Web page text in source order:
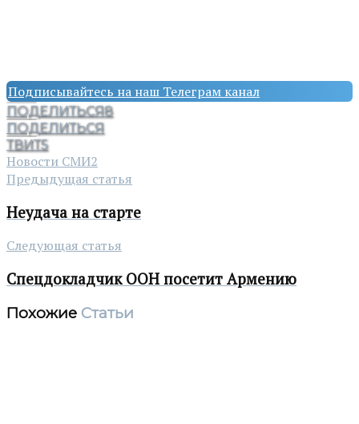
Подписывайтесь на наш Телеграм канал
ПОДЕЛИТЬСЯ8
ПОДЕЛИТЬСЯ
ТВИТ5
Новости СМИ2
Предыдущая статья
Неудача на старте
Следующая статья
Спецдокладчик ООН посетит Армению
Похожие Статьи